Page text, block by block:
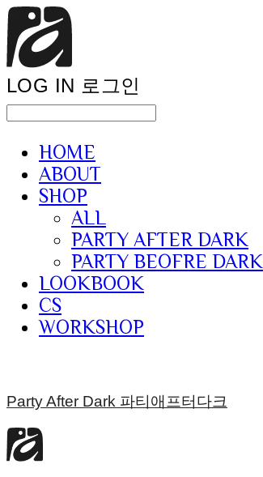
LOG IN 로그인
HOME
ABOUT
SHOP
ALL
PARTY AFTER DARK
PARTY BEOFRE DARK
LOOKBOOK
CS
WORKSHOP
Party After Dark 파티애프터다크